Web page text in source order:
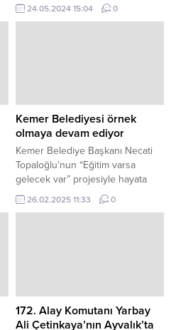
24.05.2024 15:04 0
Kemer Belediyesi örnek
olmaya devam ediyor
Kemer Belediye Başkanı Necati
Topaloğlu’nun “Eğitim varsa
gelecek var” projesiyle hayata
geçirdiği Ahmet Erkal Destek
Eğitim Kursu belediyelere örnek
26.02.2025 11:33 0
172. Alay Komutanı Yarbay
Ali Çetinkaya’nın Ayvalık’ta